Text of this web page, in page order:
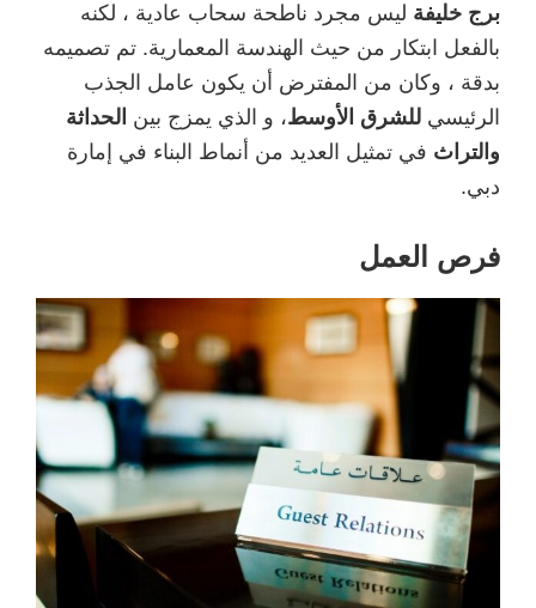
برج خليفة ليس مجرد ناطحة سحاب عادية ، لكنه
بالفعل ابتكار من حيث الهندسة المعمارية. تم تصميمه
بدقة ، وكان من المفترض أن يكون عامل الجذب
الرئيسي للشرق الأوسط، و الذي يمزج بين الحداثة
والتراث في تمثيل العديد من أنماط البناء في إمارة
دبي.
فرص العمل